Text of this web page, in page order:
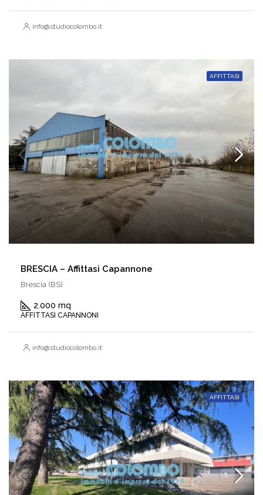
info@studiocolombo.it
AFFITTASI
BRESCIA – Affittasi Capannone
Brescia (BS)
2.000 mq
AFFITTASI CAPANNONI
info@studiocolombo.it
AFFITTASI